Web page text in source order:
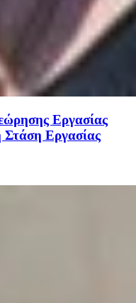
Εργασίας
Εργασίας